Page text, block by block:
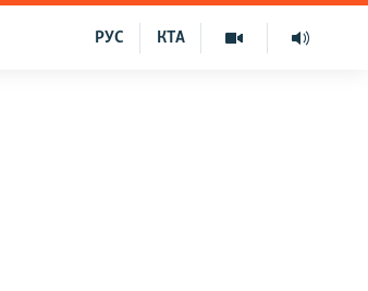
КТА
РУС